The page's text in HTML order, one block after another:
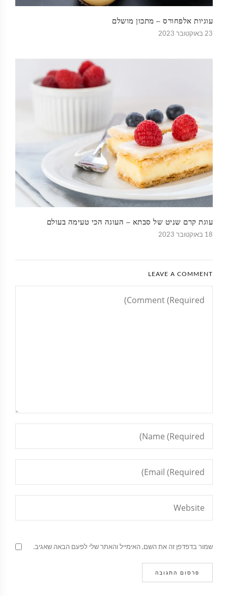
עוגיות אלפחורס – מתכון מושלם
23 באוקטובר 2023
עוגת קרם שניט של סבתא – העוגה הכי טעימה בעולם
18 באוקטובר 2023
LEAVE A COMMENT
שמור בדפדפן זה את השם, האימייל והאתר שלי לפעם הבאה שאגיב.